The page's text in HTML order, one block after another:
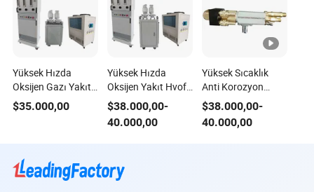
Yüksek Hızda
Oksijen Gazı Yakıt
Hvof Sprey
Ekipmanı Bp-5000
Karbür Wc Toz
Kaplama Ekipmanı
$35.000,00
Yüksek Hızda
Oksijen Yakıt Hvof
Püskürtme Sistemi,
Tungsten Karbür
Wc-Co Kaplama ile
Püskürtme
Ekipmanı
$38.000,00-
40.000,00
Yüksek Sıcaklık
Anti Korozyon
Kaplama Ekipmanı
Hvof Yüksek Hızlı
Oksijen Makinesi,
$38.000,00-
40.000,00